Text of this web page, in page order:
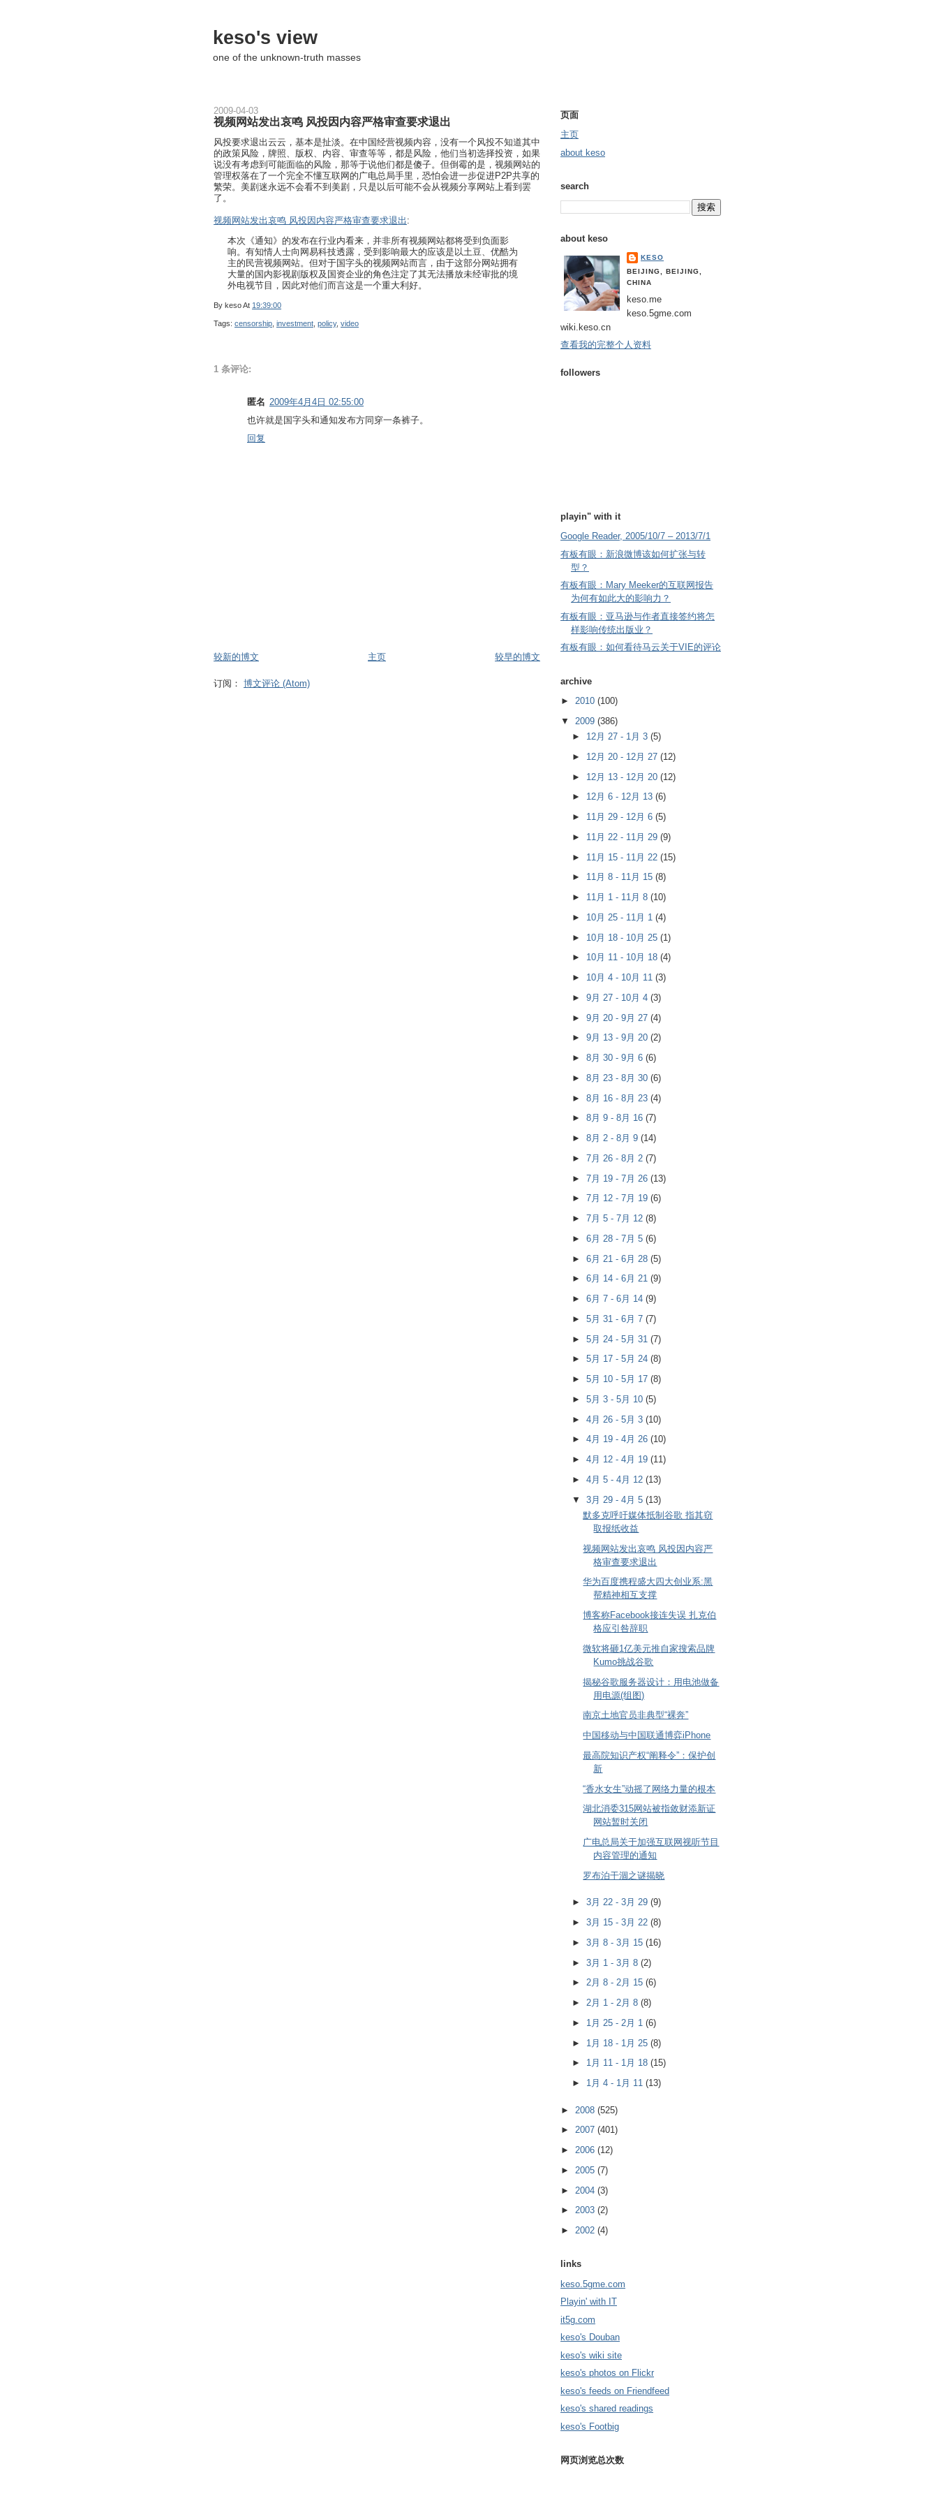
keso's view
one of the unknown-truth masses
2009-04-03
视频网站发出哀鸣 风投因内容严格审查要求退出
风投要求退出云云，基本是扯淡。在中国经营视频内容，没有一个风投不知道其中
的政策风险，牌照、版权、内容、审查等等，都是风险，他们当初选择投资，如果
说没有考虑到可能面临的风险，那等于说他们都是傻子。但倒霉的是，视频网站的
管理权落在了一个完全不懂互联网的广电总局手里，恐怕会进一步促进P2P共享的
繁荣。美剧迷永远不会看不到美剧，只是以后可能不会从视频分享网站上看到罢
了。
视频网站发出哀鸣 风投因内容严格审查要求退出 :
本次《通知》的发布在行业内看来，并非所有视频网站都将受到负面影
响。有知情人士向网易科技透露，受到影响最大的应该是以土豆、优酷为
主的民营视频网站。但对于国字头的视频网站而言，由于这部分网站拥有
大量的国内影视剧版权及国资企业的角色注定了其无法播放未经审批的境
外电视节目，因此对他们而言这是一个重大利好。
By kesoAt 19:39:00
Tags: censorship investment policy, video
1 条评论:
匿名 2009年4月4日 02:55:00
也许就是国字头和通知发布方同穿一条裤子。
回复
较新的博文 较早的博文
主页
订阅： 博文评论 (Atom)
页面
主页
about keso
search
about keso
KESO
BEIJING, BEIJING,
CHINA
keso.me
keso.5gme.com
wiki.keso.cn
查看我的完整个人资料
followers
playin" with it
Google Reader, 2005/10/7 – 2013/7/1
有板有眼：新浪微博该如何扩张与转
型？
有板有眼：Mary Meeker的互联网报告
为何有如此大的影响力？
有板有眼：亚马逊与作者直接签约将怎
样影响传统出版业？
有板有眼：如何看待马云关于VIE的评论
archive
► 2010 (100)
▼ 2009 (386)
► 12月 27 - 1月 3 (5)
► 12月 20 - 12月 27 (12)
► 12月 13 - 12月 20 (12)
► 12月 6 - 12月 13 (6)
► 11月 29 - 12月 6 (5)
► 11月 22 - 11月 29 (9)
► 11月 15 - 11月 22 (15)
► 11月 8 - 11月 15 (8)
► 11月 1 - 11月 8 (10)
► 10月 25 - 11月 1 (4)
► 10月 18 - 10月 25 (1)
► 10月 11 - 10月 18 (4)
► 10月 4 - 10月 11 (3)
► 9月 27 - 10月 4 (3)
► 9月 20 - 9月 27 (4)
► 9月 13 - 9月 20 (2)
► 8月 30 - 9月 6 (6)
► 8月 23 - 8月 30 (6)
► 8月 16 - 8月 23 (4)
► 8月 9 - 8月 16 (7)
► 8月 2 - 8月 9 (14)
► 7月 26 - 8月 2 (7)
► 7月 19 - 7月 26 (13)
► 7月 12 - 7月 19 (6)
► 7月 5 - 7月 12 (8)
► 6月 28 - 7月 5 (6)
► 6月 21 - 6月 28 (5)
► 6月 14 - 6月 21 (9)
► 6月 7 - 6月 14 (9)
► 5月 31 - 6月 7 (7)
► 5月 24 - 5月 31 (7)
► 5月 17 - 5月 24 (8)
► 5月 10 - 5月 17 (8)
► 5月 3 - 5月 10 (5)
► 4月 26 - 5月 3 (10)
► 4月 19 - 4月 26 (10)
► 4月 12 - 4月 19 (11)
► 4月 5 - 4月 12 (13)
▼ 3月 29 - 4月 5 (13)
默多克呼吁媒体抵制谷歌 指其窃
取报纸收益
视频网站发出哀鸣 风投因内容严
格审查要求退出
华为百度携程盛大四大创业系:黑
帮精神相互支撑
博客称Facebook接连失误 扎克伯
格应引咎辞职
微软将砸1亿美元推自家搜索品牌
Kumo挑战谷歌
揭秘谷歌服务器设计：用电池做备
用电源(组图)
南京土地官员非典型“裸奔”
中国移动与中国联通博弈iPhone
最高院知识产权“阐释令”：保护创
新
“香水女生”动摇了网络力量的根本
湖北消委315网站被指敛财添新证
网站暂时关闭
广电总局关于加强互联网视听节目
内容管理的通知
罗布泊干涸之谜揭晓
► 3月 22 - 3月 29 (9)
► 3月 15 - 3月 22 (8)
► 3月 8 - 3月 15 (16)
► 3月 1 - 3月 8 (2)
► 2月 8 - 2月 15 (6)
► 2月 1 - 2月 8 (8)
► 1月 25 - 2月 1 (6)
► 1月 18 - 1月 25 (8)
► 1月 11 - 1月 18 (15)
► 1月 4 - 1月 11 (13)
► 2008 (525)
► 2007 (401)
► 2006 (12)
► 2005 (7)
► 2004 (3)
► 2003 (2)
► 2002 (4)
links
keso.5gme.com
Playin' with IT
it5g.com
keso's Douban
keso's wiki site
keso's photos on Flickr
keso's feeds on Friendfeed
keso's shared readings
keso's Footbig
网页浏览总次数